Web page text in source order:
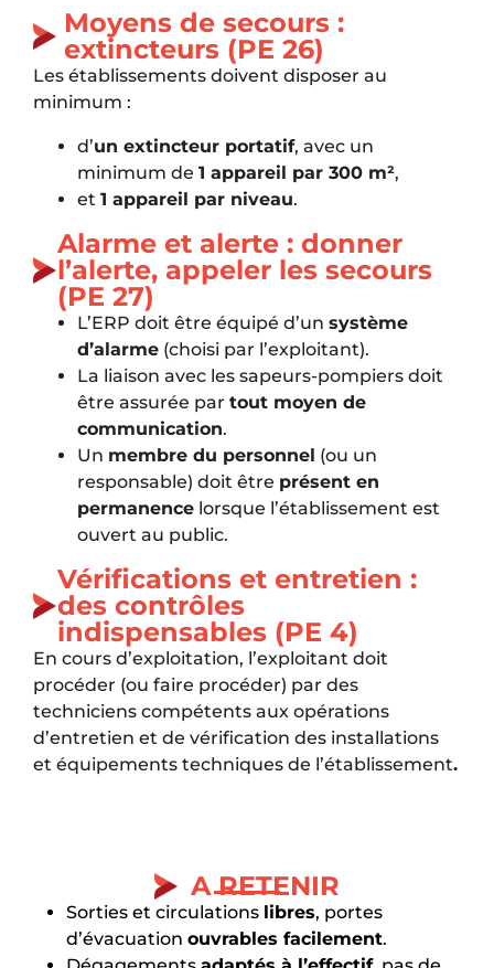
Moyens de secours :
extincteurs (PE 26)
Les établissements doivent disposer au
minimum :
d’un extincteur portatif, avec un
minimum de 1 appareil par 300 m²,
et 1 appareil par niveau.
Alarme et alerte : donner
l’alerte, appeler les secours
(PE 27)
L’ERP doit être équipé d’un système
d’alarme (choisi par l’exploitant).
La liaison avec les sapeurs-pompiers doit
être assurée par tout moyen de
communication.
Un membre du personnel (ou un
responsable) doit être présent en
permanence lorsque l’établissement est
ouvert au public.
Vérifications et entretien :
des contrôles
indispensables (PE 4)
En cours d’exploitation, l’exploitant doit
procéder (ou faire procéder) par des
techniciens compétents aux opérations
d’entretien et de vérification des installations
et équipements techniques de l’établissement.
A RETENIR
Sorties et circulations libres, portes
d’évacuation ouvrables facilement.